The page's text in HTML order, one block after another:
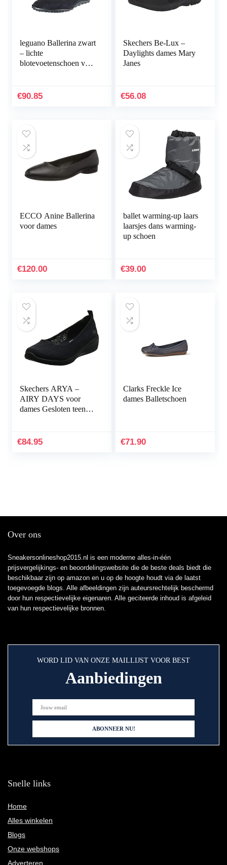
leguano Ballerina zwart
– lichte
blotevoetenschoen voor
€90.85
Skechers Be-Lux –
Daylights dames Mary
Janes
€56.08
ECCO Anine Ballerina
voor dames
€120.00
ballet warming-up laars
laarsjes dans warming-
up schoen
€39.00
Skechers ARYA –
AIRY DAYS voor
dames Gesloten teen
€84.95
Clarks Freckle Ice
dames Balletschoen
€71.90
Over ons
Sneakersonlineshop2015.nl is een moderne alles-in-één
prijsvergelijkings- en beoordelingswebsite die de beste deals biedt die
beschikbaar zijn op amazon en u op de hoogte houdt via de laatst
toegevoegde blogs. Alle afbeeldingen zijn auteursrechtelijk beschermd
door hun respectievelijke eigenaren. Alle geciteerde inhoud is afgeleid
van hun respectievelijke bronnen.
WORD LID VAN ONZE MAILLIJST VOOR BEST
Aanbiedingen
Snelle links
Home
Alles winkelen
Blogs
Onze webshops
Adverteren